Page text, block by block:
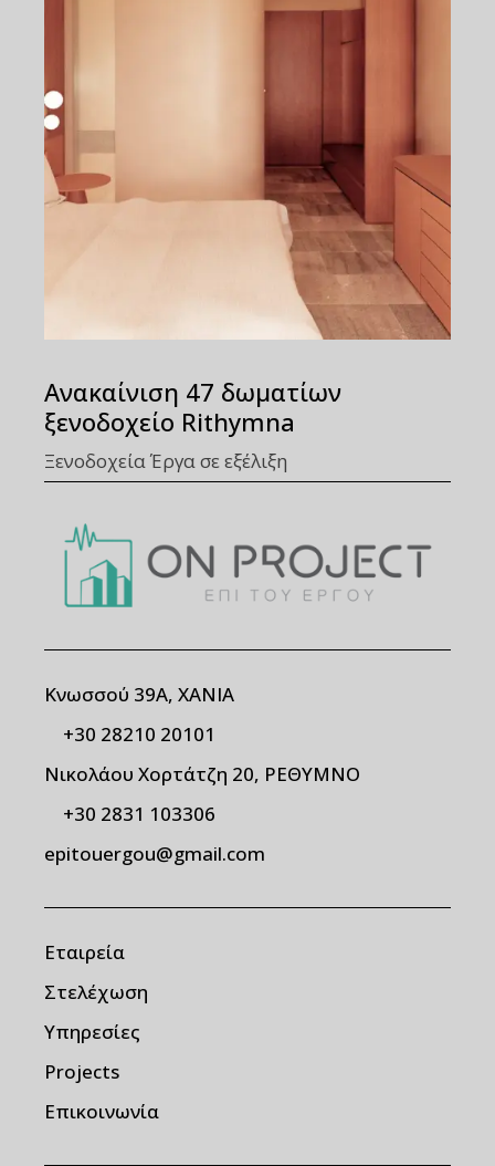
Ανακαίνιση 47 δωματίων
ξενοδοχείο Rithymna
ΞενοδοχείαΈργα σε εξέλιξη
Κνωσσού 39Α, ΧΑΝΙΑ
+30 28210 20101
Νικολάου Χορτάτζη 20, ΡΕΘΥΜΝΟ
+30 2831 103306
epitouergou@gmail.com
Εταιρεία
Στελέχωση
Υπηρεσίες
Projects
Επικοινωνία